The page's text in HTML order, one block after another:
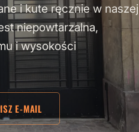
i kute ręcznie w naszej
niepowtarzalna,
i wysokości
E-MAIL